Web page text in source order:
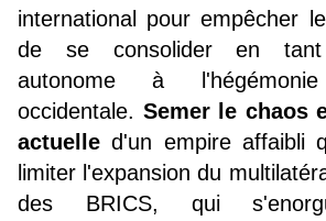
international pour empêcher
de se consolider en tant
autonome à l'hégémonie
occidentale. Semer le chaos
actuelle d'un empire affaibli
limiter l'expansion du
des BRICS, qui